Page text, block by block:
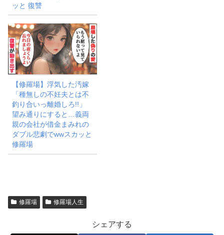
ッと 復讐
【修羅場】浮気した汚嫁
「種無しの不妊夫とは不
釣り合いっ離婚しろ!!」
望み通りにすると…義両
親の会社が借金まみれの
ダブル悲劇でwwスカッと
修羅場
修羅場 修羅場人生
シェアする